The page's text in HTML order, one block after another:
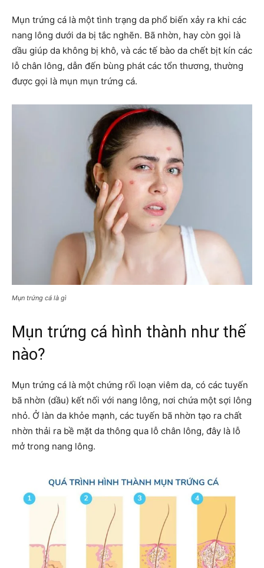
Mụn trứng cá là một tình trạng da phổ biến xảy ra khi các
nang lông dưới da bị tắc nghẽn. Bã nhờn, hay còn gọi là
dầu giúp da không bị khô, và các tế bào da chết bịt kín các
lỗ chân lông, dẫn đến bùng phát các tổn thương, thường
được gọi là mụn mụn trứng cá.
Mụn trứng cá là gì
Mụn trứng cá hình thành như thế
nào?
Mụn trứng cá là một chứng rối loạn viêm da, có các tuyến
bã nhờn (dầu) kết nối với nang lông, nơi chứa một sợi lông
nhỏ. Ở làn da khỏe mạnh, các tuyến bã nhờn tạo ra chất
nhờn thải ra bề mặt da thông qua lỗ chân lông, đây là lỗ
mở trong nang lông.